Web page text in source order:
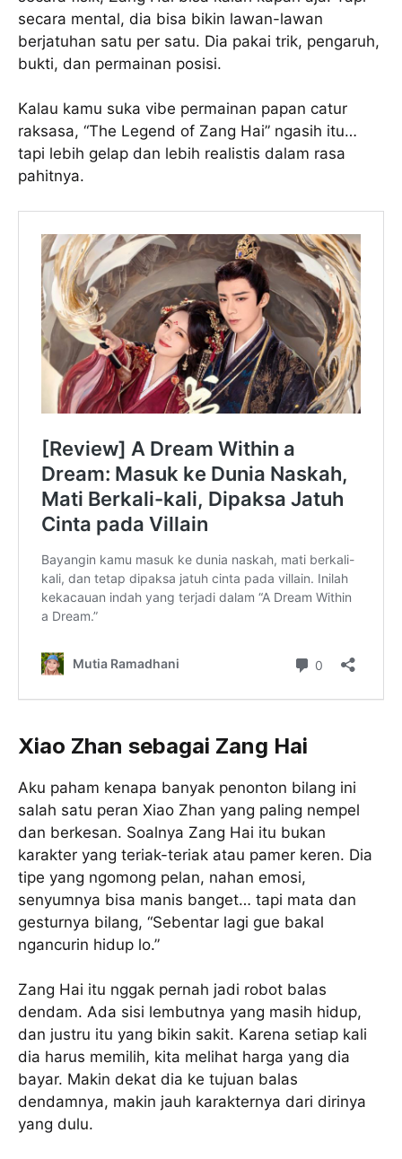
secara mental, dia bisa bikin lawan-lawan
berjatuhan satu per satu. Dia pakai trik, pengaruh,
bukti, dan permainan posisi.
Kalau kamu suka vibe permainan papan catur
raksasa, “The Legend of Zang Hai” ngasih itu…
tapi lebih gelap dan lebih realistis dalam rasa
pahitnya.
Xiao Zhan sebagai Zang Hai
Aku paham kenapa banyak penonton bilang ini
salah satu peran Xiao Zhan yang paling nempel
dan berkesan. Soalnya Zang Hai itu bukan
karakter yang teriak-teriak atau pamer keren. Dia
tipe yang ngomong pelan, nahan emosi,
senyumnya bisa manis banget… tapi mata dan
gesturnya bilang, “Sebentar lagi gue bakal
ngancurin hidup lo.”
Zang Hai itu nggak pernah jadi robot balas
dendam. Ada sisi lembutnya yang masih hidup,
dan justru itu yang bikin sakit. Karena setiap kali
dia harus memilih, kita melihat harga yang dia
bayar. Makin dekat dia ke tujuan balas
dendamnya, makin jauh karakternya dari dirinya
yang dulu.